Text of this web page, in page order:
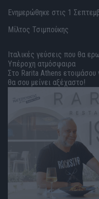
Ενημερώθηκε στις 1
Μίλτος Τσιμπούκης
Ιταλικές γεύσεις που θα
Υπέροχη ατμόσφαιρα
Στο Rarita Athens ετοιμάσου
θα σου μείνει αξέχαστο!